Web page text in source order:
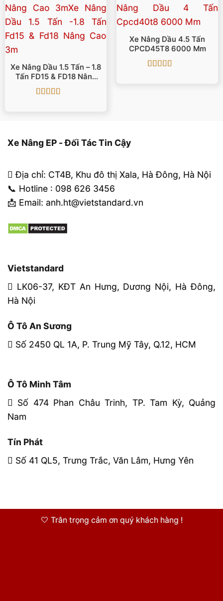
Xe Nâng Dầu 1.5 Tấn – 1.8
Tấn FD15 & FD18 Nâng
Cao 3m
Xe Nâng Dầu 4.5 Tấn
CPCD45T8 6000 Mm
Xe Nâng EP - Đối Tác Tin Cậy
Địa chỉ: CT4B, Khu đô thị Xala, Hà Đông, Hà Nội
📞 Hotline : 098 626 3456
📩 Email: anh.ht@vietstandard.vn
Vietstandard
LK06-37, KĐT An Hưng, Dương Nội, Hà Đông,
Hà Nội
Ô Tô An Sương
Số 2450 QL 1A, P. Trung Mỹ Tây, Q.12, HCM
Ô Tô Minh Tâm
Số 474 Phan Châu Trinh, TP. Tam Kỳ, Quảng
Nam
Tín Phát
Số 41 QL5, Trưng Trắc, Văn Lâm, Hưng Yên
🤍 Trân trọng cảm ơn quý khách hàng !